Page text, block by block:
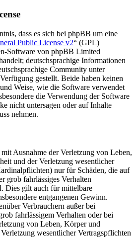
dass es sich bei phpBB um eine
Public License v2“ (GPL)
Software von phpBB Limited
deutschsprachige Informationen
Community unter
gestellt. Beide haben keinen
Weise, wie die Software verwendet
die Verwendung der Software
nicht untersagen oder auf Inhalte
nehmen.
Ausnahme der Verletzung von Leben,
und der Verletzung wesentlicher
nur für Schäden, die auf
grob fahrlässiges Verhalten
Dies gilt auch für mittelbare
entgangenen Gewinn.
Verbrauchern außer bei
fahrlässigem Verhalten oder bei
von Leben, Körper und
wesentlicher Vertragspflichten